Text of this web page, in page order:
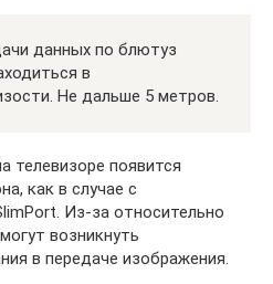
данных по блютуз
в
Не дальше 5 метров.
телевизоре появится
как в случае с
Из-за относительно
возникнуть
в передаче изображения.